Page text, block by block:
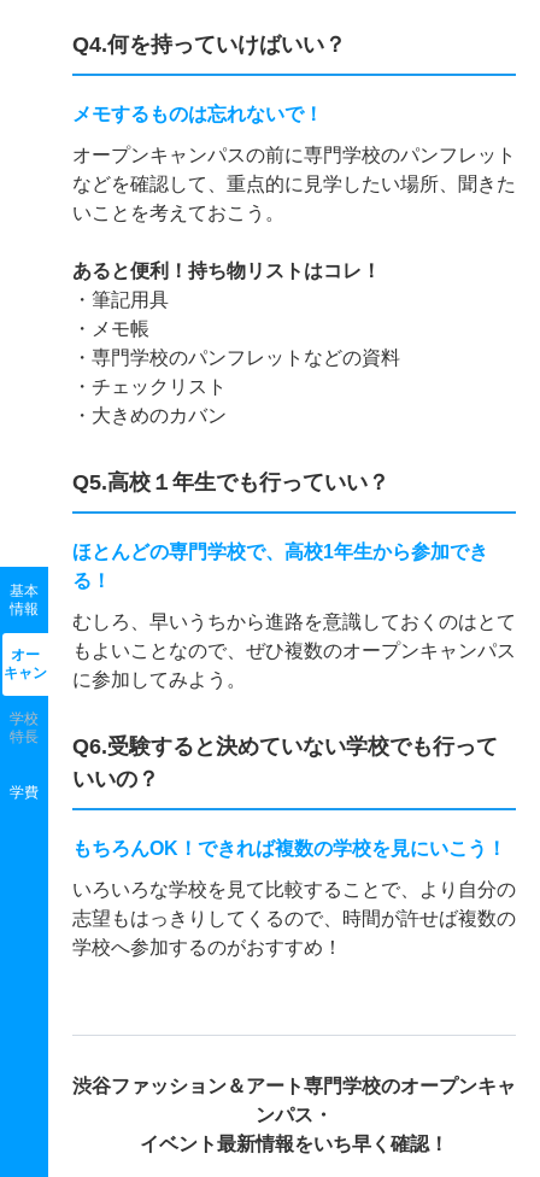
基本
情報
オー
キャン
学校
特長
学費
Q4.何を持っていけばいい？
メモするものは忘れないで！
オープンキャンパスの前に専門学校のパンフレット
などを確認して、重点的に見学したい場所、聞きた
いことを考えておこう。
あると便利！持ち物リストはコレ！
・筆記用具
・メモ帳
・専門学校のパンフレットなどの資料
・チェックリスト
・大きめのカバン
Q5.高校１年生でも行っていい？
ほとんどの専門学校で、高校1年生から参加でき
る！
むしろ、早いうちから進路を意識しておくのはとて
もよいことなので、ぜひ複数のオープンキャンパス
に参加してみよう。
Q6.受験すると決めていない学校でも行って
いいの？
もちろんOK！できれば複数の学校を見にいこう！
いろいろな学校を見て比較することで、より自分の
志望もはっきりしてくるので、時間が許せば複数の
学校へ参加するのがおすすめ！
渋谷ファッション＆アート専門学校のオープンキャ
ンパス・
イベント最新情報をいち早く確認！